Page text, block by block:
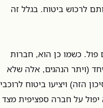
לרכוש ביטוח. בגלל זה
פול. כשמו כן הוא, חברות
(ויתר הנהגים, אלה שלא
הזה) ויציעו ביטוח לרוכבי
יפול על חברה ספציפית מצד